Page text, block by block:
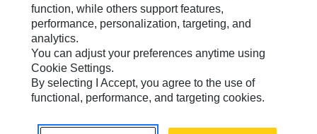
Caterpillar Kontaktieren
Meine Marketing-Präferenzen
Seitenübersicht
Cookie Settings
function, while others support features,
performance, personalization, targeting, and
analytics.
You can adjust your preferences anytime using
Cookie Settings.
By selecting I Accept, you agree to the use of
functional, performance, and targeting cookies.